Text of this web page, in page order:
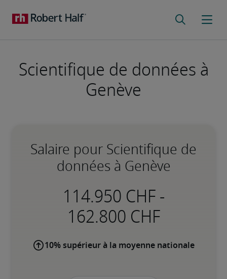
Scientifique de données à
Genève
Salaire pour Scientifique de
données à Genève
-
10% supérieur à la moyenne nationale